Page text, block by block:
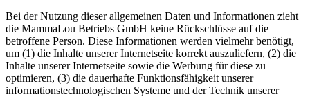
Bei der Nutzung dieser allgemeinen Daten und Informationen zieht
die MammaLou Betriebs GmbH keine Rückschlüsse auf die
betroffene Person. Diese Informationen werden vielmehr benötigt,
um (1) die Inhalte unserer Internetseite korrekt auszuliefern, (2) die
Inhalte unserer Internetseite sowie die Werbung für diese zu
optimieren, (3) die dauerhafte Funktionsfähigkeit unserer
informationstechnologischen Systeme und der Technik unserer